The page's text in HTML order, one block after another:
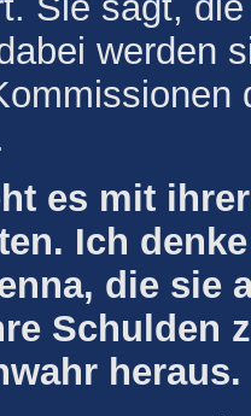
werden
es mit
Ich
die sie
Schulden
heraus.